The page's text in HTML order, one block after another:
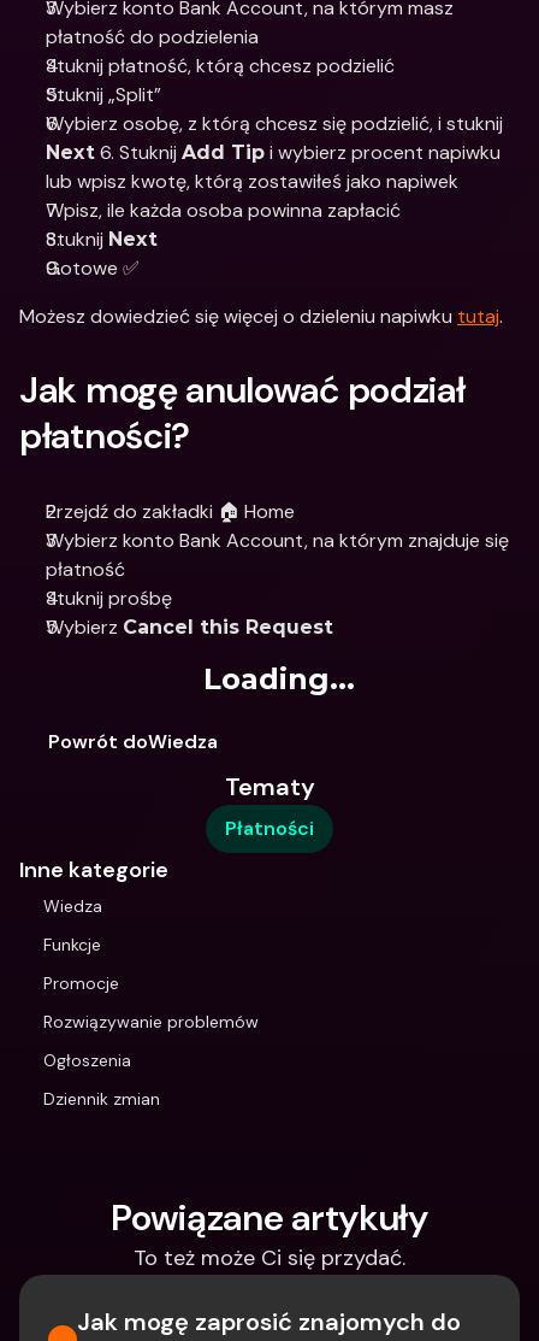
Wybierz konto Bank Account, na którym masz
płatność do podzielenia
Stuknij płatność, którą chcesz podzielić
Stuknij „Split”
Next 6. Stuknij Add Tip i wybierz procent napiwku
lub wpisz kwotę, którą zostawiłeś jako napiwek
Wpisz, ile każda osoba powinna zapłacić
Stuknij Next
Gotowe ✅
Możesz dowiedzieć się więcej o dzieleniu napiwku tutaj.
Jak mogę anulować podział
płatności?
Przejdź do zakładki 🏠 Home
Wybierz konto Bank Account, na którym znajduje się
płatność
Stuknij prośbę
Wybierz Cancel this Request
Loading...
Powrót doWiedza
Tematy
Płatności
Inne kategorie
Wiedza
Funkcje
Promocje
Rozwiązywanie problemów
Ogłoszenia
Dziennik zmian
Powiązane artykuły
To też może Ci się przydać.
Jak mogę zaprosić znajomych do